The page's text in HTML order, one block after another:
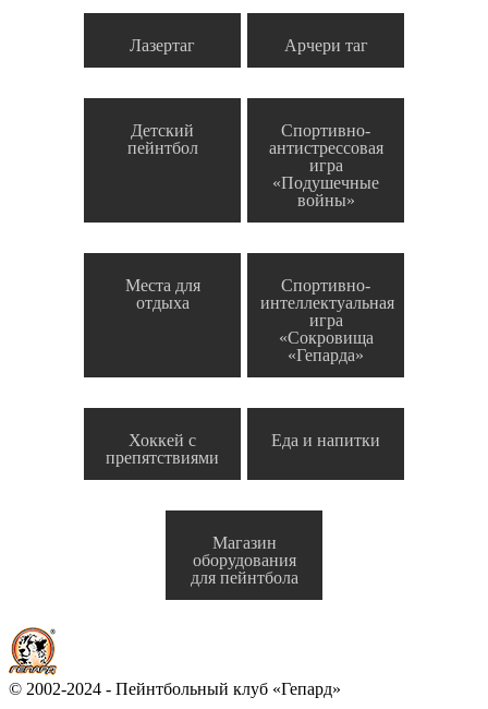
Лазертаг Арчери таг
Детский
пейнтбол
Спортивно-
антистрессовая
игра
«Подушечные
войны»
Места для
отдыха
Спортивно-
интеллектуальная
игра
«Сокровища
«Гепарда»
Хоккей с
препятствиями
Еда и напитки
Магазин
оборудования
для пейнтбола
© 2002-2024 - Пейнтбольный клуб «Гепард»